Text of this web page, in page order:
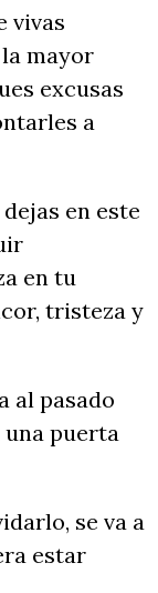
vivas
mayor
excusas
a
en este
en tu
tristeza y
al pasado
puerta
se va a
estar